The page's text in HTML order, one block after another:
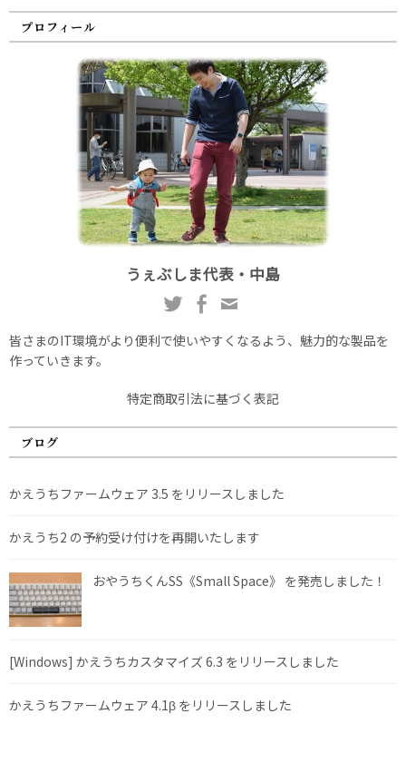
プロフィール
うぇぶしま代表・中島
皆さまのIT環境がより便利で使いやすくなるよう、魅力的な製品を
作っていきます。
特定商取引法に基づく表記
ブログ
かえうちファームウェア 3.5 をリリースしました
かえうち2 の予約受け付けを再開いたします
おやうちくんSS《Small Space》 を発売しました！
[Windows] かえうちカスタマイズ 6.3 をリリースしました
かえうちファームウェア 4.1β をリリースしました